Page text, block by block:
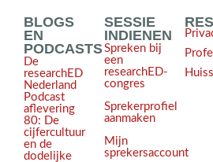
BLOGS
EN
PODCASTS
De
researchED
Nederland
Podcast
aflevering
80: De
cijfercultuur
en de
dodelijke
SESSIE
INDIENEN
Spreken bij
een
researchED-
congres
Sprekerprofiel
aanmaken
Mijn
sprekersaccount